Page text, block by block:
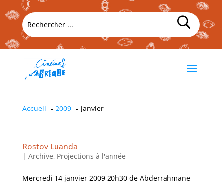
Accueil 2009 janvier
Rostov Luanda
| Archive, Projections à l'année
Mercredi 14 janvier 2009 20h30 de Abderrahmane